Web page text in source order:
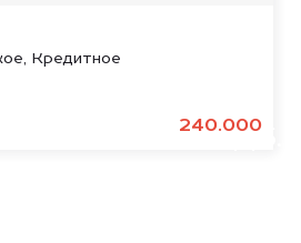
Кредитное
240.000
арестованных
авто на 20.000 руб.